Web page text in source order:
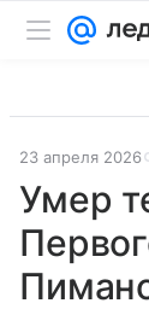
23 апреля 2026
Умер